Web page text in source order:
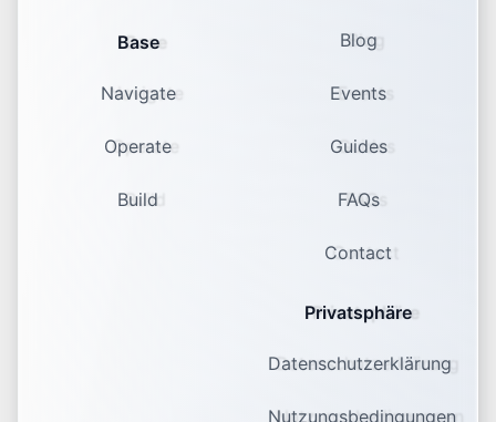
Base
Navigate
Operate
Build
Blog
Events
Guides
FAQs
Contact
Privatsphäre
Datenschutzerklärung
Nutzungsbedingungen